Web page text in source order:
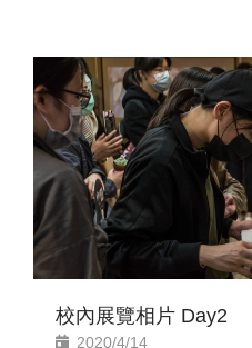
校內展覽相片 Day2
2020/4/14